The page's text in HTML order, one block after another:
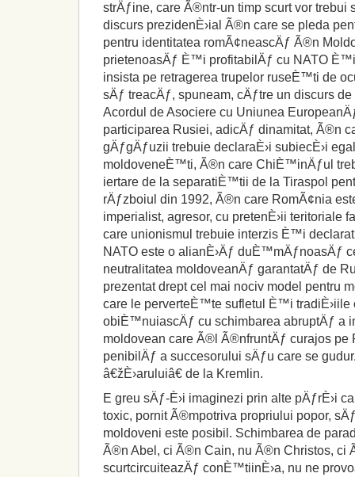
strÄƒine, care Ã®ntr-un timp scurt vor trebui
discurs prezidenÈ›ial Ã®n care se pleda
pentru identitatea romÃ¢neascÄƒ Ã®n
prietenoasÄƒ È™i profitabilÄƒ cu NATO
insista pe retragerea trupelor ruseÈ™ti de
sÄƒ treacÄƒ, spuneam, cÄƒtre un discurs
Acordul de Asociere cu Uniunea
participarea Rusiei, adicÄƒ dinamitat, Ã®n
gÄƒgÄƒuzii trebuie declaraÈ›i subiecÈ›i
moldoveneÈ™ti, Ã®n care ChiÈ™inÄƒul
iertare de la separatiÈ™tii de la Tiraspol
rÄƒzboiul din 1992, Ã®n care RomÃ¢nia
imperialist, agresor, cu pretenÈ›ii teritoriale
care unionismul trebuie interzis È™i
NATO este o alianÈ›Äƒ duÈ™mÄƒnoasÄƒ
neutralitatea moldoveanÄƒ garantatÄƒ de
prezentat drept cel mai nociv model pentru
care le perverteÈ™te sufletul È™i tradiÈ›iile
obiÈ™nuiascÄƒ cu schimbarea abruptÄƒ a
moldovean care Ã®l Ã®nfruntÄƒ curajos pe
penibilÄƒ a succesorului sÄƒu care se
â€žÈ›aruluiâ€ de la Kremlin.
E greu sÄƒ-È›i imaginezi prin alte pÄƒrÈ›i
toxic, pornit Ã®mpotriva propriului popor,
moldoveni este posibil. Schimbarea de
Ã®n Abel, ci Ã®n Cain, nu Ã®n Christos, ci
scurtcircuiteazÄƒ conÈ™tiinÈ›a, nu ne